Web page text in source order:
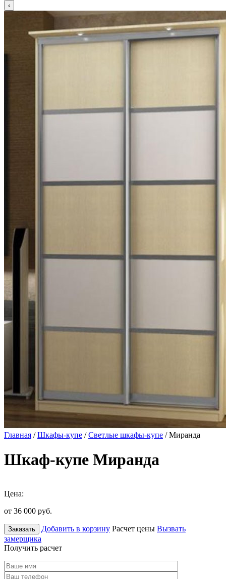
Главная /Шкафы-купе /Светлые шкафы-купе / Миранда
Шкаф-купе Миранда
Цена:
от 36 000 руб.
Заказать Добавить в корзину Расчет цены Вызвать
замерщика
Получить расчет